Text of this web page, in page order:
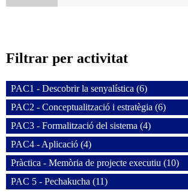
Filtrar per activitat
PAC1 - Descobrir la senyalística (6)
PAC2 - Conceptualització i estratègia (6)
PAC3 - Formalització del sistema (4)
PAC4 - Aplicació (4)
Pràctica - Memòria de projecte executiu (10)
PAC 5 - Pechakucha (11)